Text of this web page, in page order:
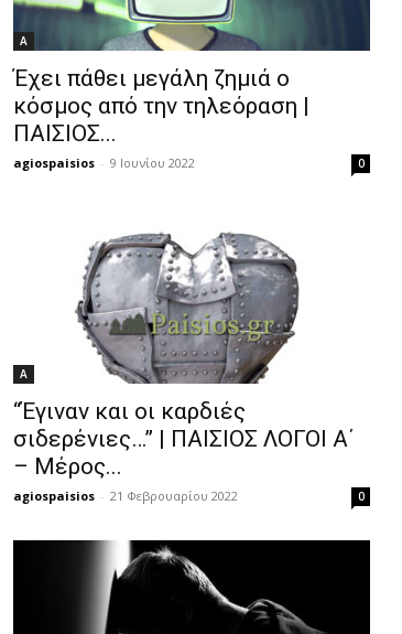
Α
Έχει πάθει μεγάλη ζημιά ο
κόσμος από την τηλεόραση |
ΠΑΙΣΙΟΣ...
agiospaisios - 9 Ιουνίου 2022 0
Α
“Έγιναν και οι καρδιές
σιδερένιες…” | ΠΑΙΣΙΟΣ ΛΟΓΟΙ Α΄
– Μέρος...
agiospaisios - 21 Φεβρουαρίου 2022 0